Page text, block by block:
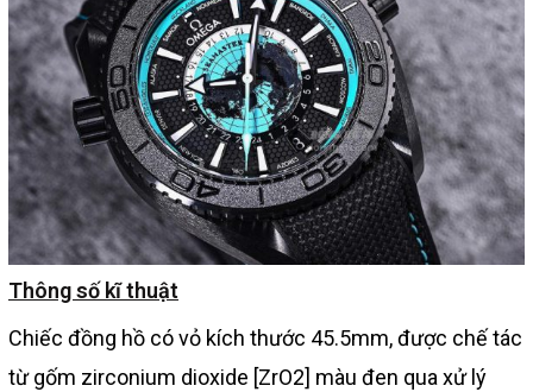
Thông số kĩ thuật
Chiếc đồng hồ có vỏ kích thước 45.5mm, được chế tác
từ gốm zirconium dioxide [ZrO2] màu đen qua xử lý